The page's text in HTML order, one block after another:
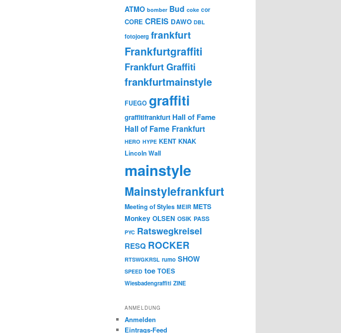
ATMO bomber Bud coke cor
CORE CREIS DAWO DBL
fotojoerg frankfurt
Frankfurtgraffiti
Frankfurt Graffiti
frankfurtmainstyle
FUEGO graffiti
graffitifrankfurt Hall of Fame
Hall of Fame Frankfurt
HERO HYPE KENT KNAK
Lincoln Wall
mainstyle
Mainstylefrankfurt
Meeting of Styles MEIR METS
Monkey OLSEN OSIK PASS
PYC Ratswegkreisel
RESQ ROCKER
RTSWGKRSL rumo SHOW
SPEED toe TOES
Wiesbadengraffiti ZINE
ANMELDUNG
Anmelden
Eintrags-Feed